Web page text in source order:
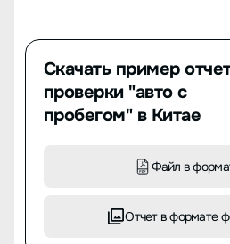
Скачать пример
проверки "авто с
пробегом" в Китае
Файл в
Отчет в формате